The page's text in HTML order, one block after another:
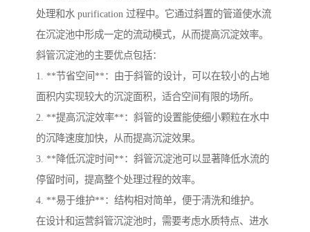
处理和水 purification 过程中。它通过斜置的管道使水流
在沉淀池中形成一定的流动模式，从而提高沉淀效率。
斜管沉淀池的主要优点包括：
1. **节省空间**：由于斜管的设计，可以在较小的占地
面积内实现较大的沉淀面积，适合空间有限的场所。
2. **提高沉淀效率**：斜管的设置能使细小颗粒在水中
的沉降速度加快，从而提高沉淀效果。
3. **降低沉淀时间**：斜管沉淀池可以显著降低水流的
停留时间，提高整个处理过程的效率。
4. **易于维护**：结构相对简单，便于清洗和维护。
在设计和运营斜管沉淀池时，需要考虑水质特点、进水